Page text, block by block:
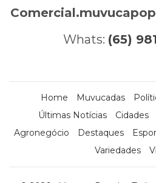
Whats: (65)
Home Muvucadas
Últimas Notícias
Cidades
Agronegócio
Destaques
Variedades